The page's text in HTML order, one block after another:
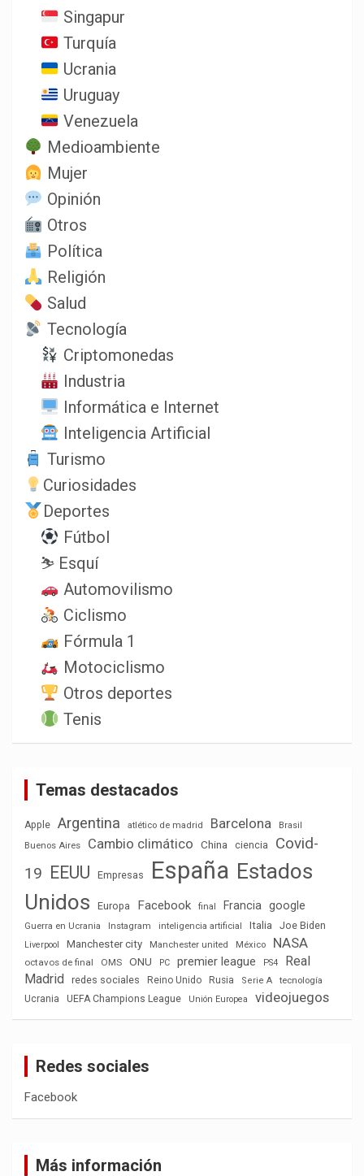
Singapur
Turquía
Ucrania
Uruguay
Venezuela
Medioambiente
Mujer
Opinión
Otros
Política
Religión
Salud
Tecnología
Criptomonedas
Industria
Informática e Internet
Inteligencia Artificial
Turismo
Curiosidades
Deportes
Fútbol
⛷️ Esquí
Automovilismo
Ciclismo
Fórmula 1
Motociclismo
Otros deportes
Tenis
Temas destacados
Apple Argentina atlético de madrid Barcelona
Brasil
Buenos Aires
Cambio climático China ciencia
Covid-
19 EEUU Empresas España Estados
Unidos
Europa Facebook final Francia google
Guerra en Ucrania Instagram inteligencia artificial Italia Joe Biden
Liverpool Manchester city Manchester united México NASA
octavos de final OMS ONU PC premier league PS4
Real
Madrid
redes sociales Reino Unido Rusia Serie A
tecnología
Ucrania
UEFA Champions League Unión Europea videojuegos
Redes sociales
Facebook
Más información